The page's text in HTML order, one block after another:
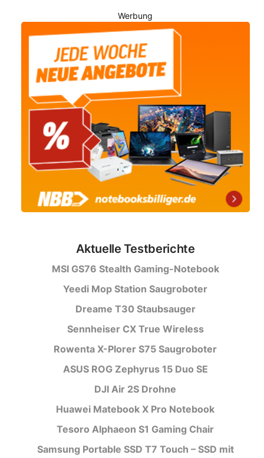
Werbung
Aktuelle Testberichte
MSI GS76 Stealth Gaming-Notebook
Yeedi Mop Station Saugroboter
Dreame T30 Staubsauger
Sennheiser CX True Wireless
Rowenta X-Plorer S75 Saugroboter
ASUS ROG Zephyrus 15 Duo SE
DJI Air 2S Drohne
Huawei Matebook X Pro Notebook
Tesoro Alphaeon S1 Gaming Chair
Samsung Portable SSD T7 Touch – SSD mit